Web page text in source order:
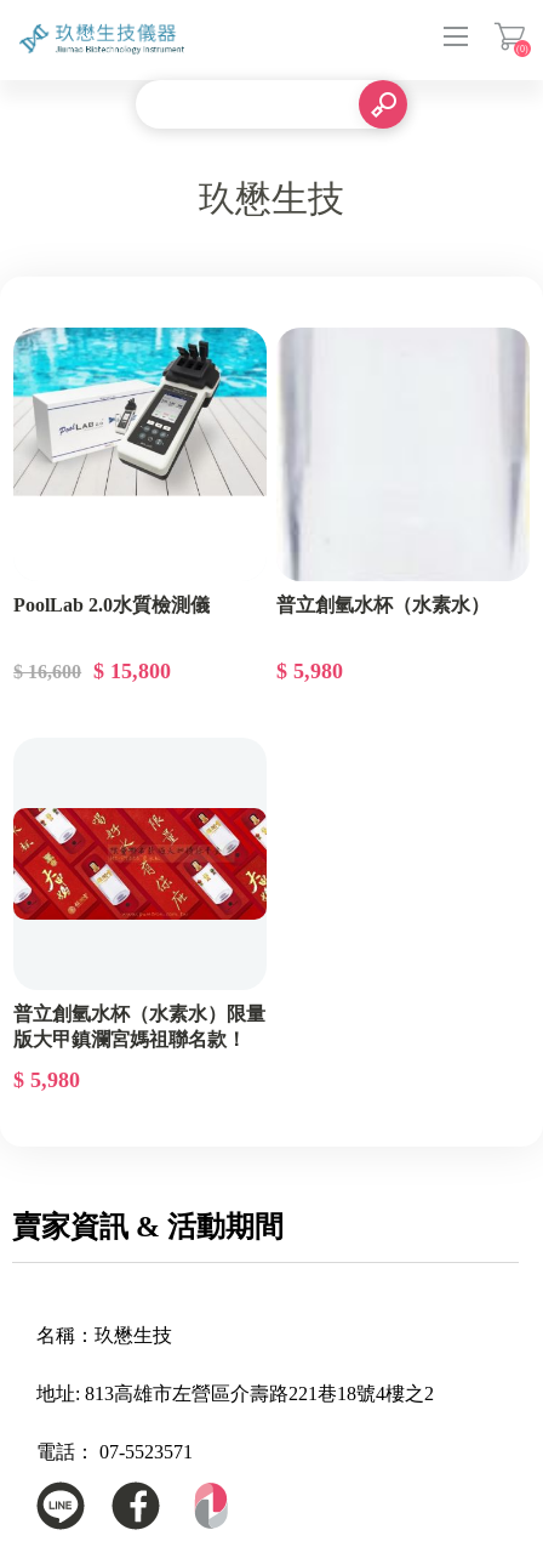
(0)
玖懋生技
PoolLab 2.0水質檢測儀
$ 16,600 $ 15,800
普立創氫水杯（水素水）
$ 5,980
普立創氫水杯（水素水）限量
版大甲鎮瀾宮媽祖聯名款！
$ 5,980
賣家資訊 & 活動期間
名稱： 玖懋生技
地址: 813高雄市左營區介壽路221巷18號4樓之2
電話： 07-5523571